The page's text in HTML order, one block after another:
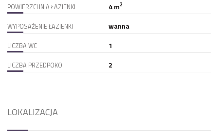
POWIERZCHNIA ŁAZIENKI 4 m2
WYPOSAŻENIE ŁAZIENKI wanna
LICZBA WC 1
LICZBA PRZEDPOKOI 2
LOKALIZACJA